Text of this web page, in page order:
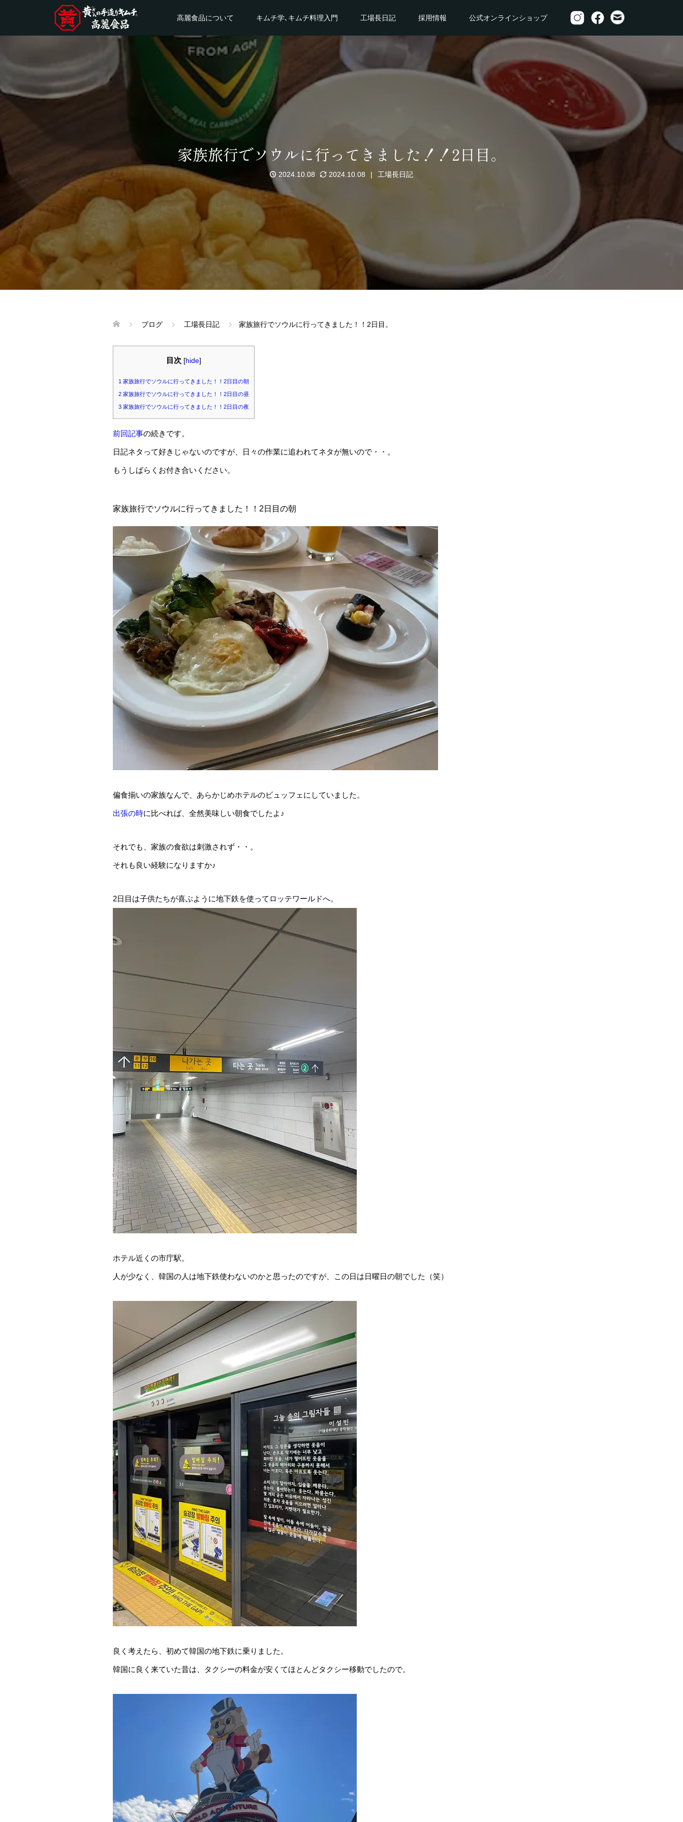
高麗食品について キムチ学､キムチ料理入門 工場長日記 採用情報 公式オンラインショップ
家族旅行でソウルに行ってきました！！2日目。
2024.10.08 2024.10.08 工場長日記
ブログ 工場長日記 家族旅行でソウルに行ってきました！！2日目。
目次 [hide]
1 家族旅行でソウルに行ってきました！！2日目の朝
2 家族旅行でソウルに行ってきました！！2日目の昼
3 家族旅行でソウルに行ってきました！！2日目の夜
前回記事の続きです。
日記ネタって好きじゃないのですが、日々の作業に追われてネタが無いので・・。
もうしばらくお付き合いください。
家族旅行でソウルに行ってきました！！2日目の朝
偏食揃いの家族なんで、あらかじめホテルのビュッフェにしていました。
出張の時に比べれば、全然美味しい朝食でしたよ♪
それでも、家族の食欲は刺激されず・・。
それも良い経験になりますか♪
2日目は子供たちが喜ぶように地下鉄を使ってロッテワールドへ。
ホテル近くの市庁駅。
人が少なく、韓国の人は地下鉄使わないのかと思ったのですが、この日は日曜日の朝でした（笑）
良く考えたら、初めて韓国の地下鉄に乗りました。
韓国に良く来ていた昔は、タクシーの料金が安くてほとんどタクシー移動でしたので。